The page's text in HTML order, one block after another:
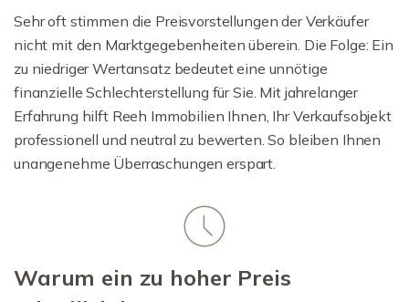
Sehr oft stimmen die Preisvorstellungen der Verkäufer
nicht mit den Marktgegebenheiten überein. Die Folge: Ein
zu niedriger Wertansatz bedeutet eine unnötige
finanzielle Schlechterstellung für Sie. Mit jahrelanger
Erfahrung hilft Reeh Immobilien Ihnen, Ihr Verkaufsobjekt
professionell und neutral zu bewerten. So bleiben Ihnen
unangenehme Überraschungen erspart.
Warum ein zu hoher Preis